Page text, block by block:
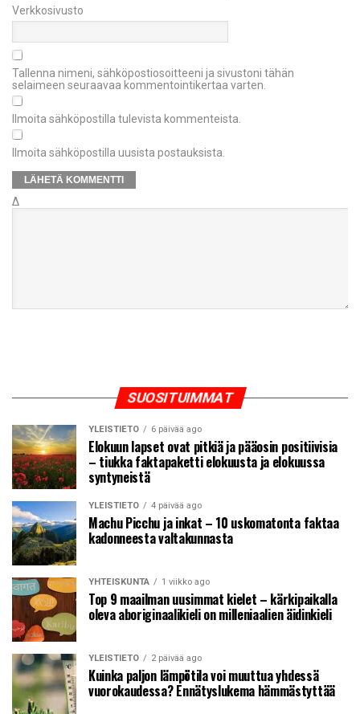
Verkkosivusto
Tallenna nimeni, sähköpostiosoitteeni ja sivustoni tähän
selaimeen seuraavaa kommentointikertaa varten.
Ilmoita sähköpostilla tulevista kommenteista.
Ilmoita sähköpostilla uusista postauksista.
Δ
SUOSITUIMMAT
YLEISTIETO 6 päivää ago
Elokuun lapset ovat pitkiä ja pääosin positiivisia
– tiukka faktapaketti elokuusta ja elokuussa
syntyneistä
YLEISTIETO 4 päivää ago
Machu Picchu ja inkat – 10 uskomatonta faktaa
kadonneesta valtakunnasta
YHTEISKUNTA 1 viikko ago
Top 9 maailman uusimmat kielet – kärkipaikalla
oleva aboriginaalikieli on milleniaalien äidinkieli
YLEISTIETO 2 päivää ago
Kuinka paljon lämpötila voi muuttua yhdessä
vuorokaudessa? Ennätyslukema hämmästyttää